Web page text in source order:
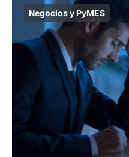
Negocios y PyMES